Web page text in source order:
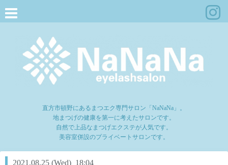
直方市頓野にあるまつエク専門サロン「NaNaNa」。
地まつげの健康を第一に考えたサロンです。
自然で上品なまつげエクステが人気です。
美容室併設のプライベートサロンです。
2021.08.25 (Wed) 18:04